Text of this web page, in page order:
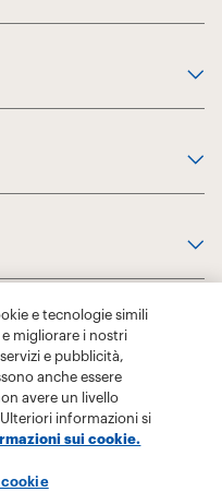
e tecnologie simili
migliorare i nostri
e pubblicità,
anche essere
avere un livello
informazioni si
sui cookie.
cookie